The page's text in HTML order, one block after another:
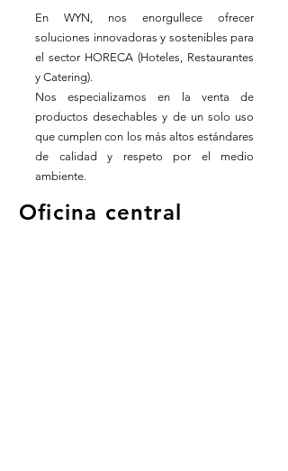
En WYN, nos enorgullece ofrecer
soluciones innovadoras y sostenibles para
el sector HORECA (Hoteles, Restaurantes
y Catering).
Nos especializamos en la venta de
productos desechables y de un solo uso
que cumplen con los más altos estándares
de calidad y respeto por el medio
ambiente.
Oficina central